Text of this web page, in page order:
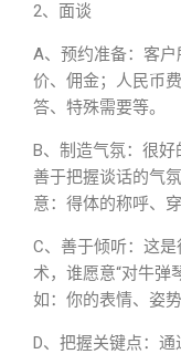
2、面谈
A、预约准备：客
价、佣金；人民币
答、特殊需要等。
B、制造气氛：很
善于把握谈话的气
意：得体的称呼、
C、善于倾听：这
术，谁愿意“对牛弹
如：你的表情、姿
D、把握关键点：通